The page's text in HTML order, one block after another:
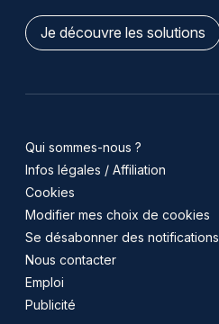
Je découvre les solutions
Qui sommes-nous ?
Infos légales / Affiliation
Cookies
Modifier mes choix de cookies
Se désabonner des notifications
Nous contacter
Emploi
Publicité